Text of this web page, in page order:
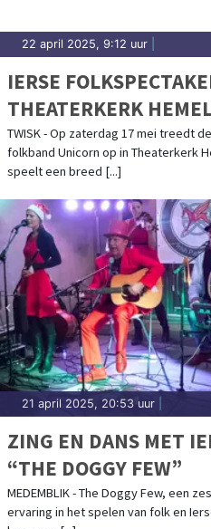
22 april 2025, 9:12 uur
IERSE
THEATERKERK
TWISK - Op zaterdag 17 mei treedt
folkband Unicorn op in Theaterkerk
speelt een breed [...]
21 april 2025, 20:53 uur
ZING EN DANS MET
“THE DOGGY FEW”
MEDEMBLIK - The Doggy Few, een
ervaring in het spelen van folk en